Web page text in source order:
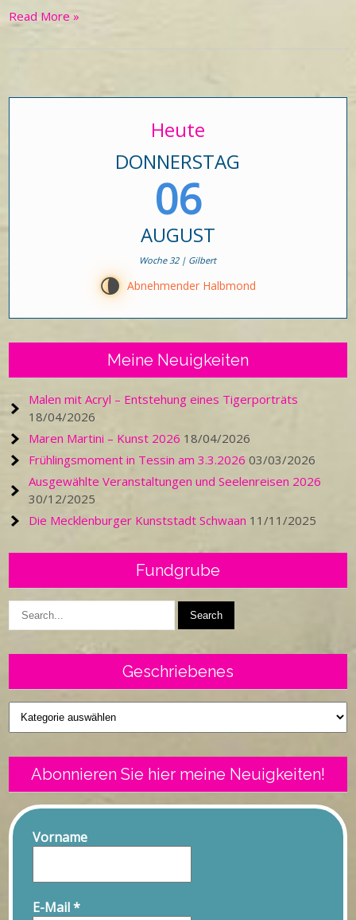
Read More »
Heute
DONNERSTAG
06
AUGUST
Woche 32 | Gilbert
U Abnehmender Halbmond
Meine Neuigkeiten
Malen mit Acryl – Entstehung eines Tigerporträts
18/04/2026
Maren Martini – Kunst 2026 18/04/2026
Frühlingsmoment in Tessin am 3.3.2026 03/03/2026
Ausgewählte Veranstaltungen und Seelenreisen 2026
30/12/2025
Die Mecklenburger Kunststadt Schwaan 11/11/2025
Fundgrube
Geschriebenes
Geschriebenes
Abonnieren Sie hier meine Neuigkeiten!
Vorname
E-Mail*